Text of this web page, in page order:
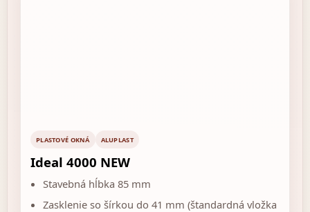
PLASTOVÉ OKNÁ ALUPLAST
Ideal 4000 NEW
Stavebná hĺbka 85 mm
Zasklenie so šírkou do 41 mm (štandardná vložka